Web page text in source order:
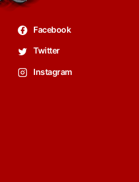
Facebook
Twitter
Instagram